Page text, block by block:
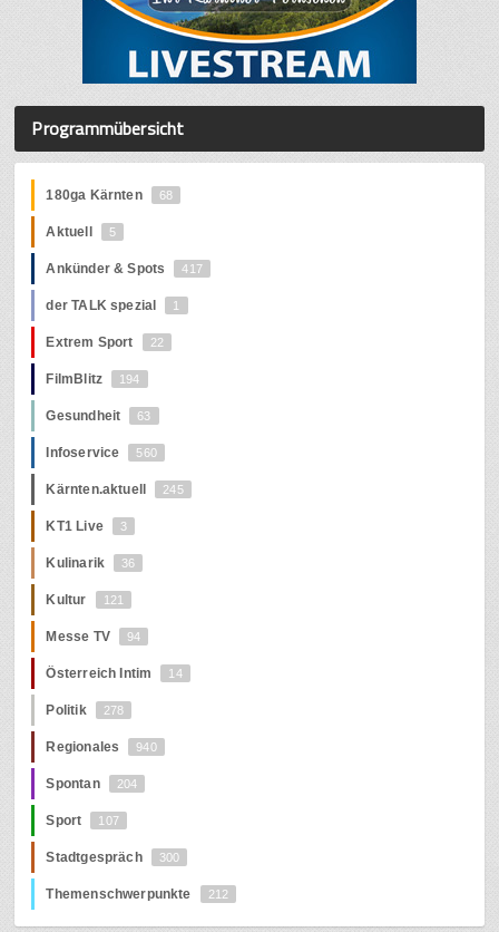
Programmübersicht
180ga Kärnten 68
Aktuell 5
Ankünder & Spots 417
der TALK spezial 1
Extrem Sport 22
FilmBlitz 194
Gesundheit 63
Infoservice 560
Kärnten.aktuell 245
KT1 Live 3
Kulinarik 36
Kultur 121
Messe TV 94
Österreich Intim 14
Politik 278
Regionales 940
Spontan 204
Sport 107
Stadtgespräch 300
Themenschwerpunkte 212